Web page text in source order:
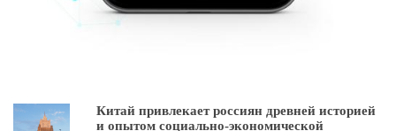
Китай привлекает россиян древней историей
и опытом социально-экономической